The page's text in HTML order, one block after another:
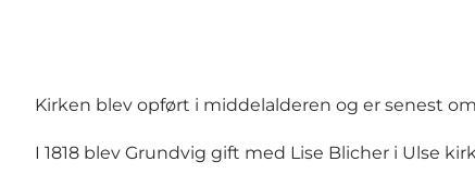
Kirken blev opført i middelalderen og er senest
I 1818 blev Grundvig gift med Lise Blicher i Ulse